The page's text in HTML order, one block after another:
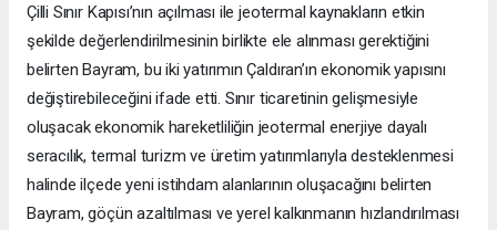
Çilli Sınır Kapısı’nın açılması ile jeotermal kaynakların etkin
şekilde değerlendirilmesinin birlikte ele alınması gerektiğini
belirten Bayram, bu iki yatırımın Çaldıran’ın ekonomik yapısını
değiştirebileceğini ifade etti. Sınır ticaretinin gelişmesiyle
oluşacak ekonomik hareketliliğin jeotermal enerjiye dayalı
seracılık, termal turizm ve üretim yatırımlarıyla desteklenmesi
halinde ilçede yeni istihdam alanlarının oluşacağını belirten
Bayram, göçün azaltılması ve yerel kalkınmanın hızlandırılması